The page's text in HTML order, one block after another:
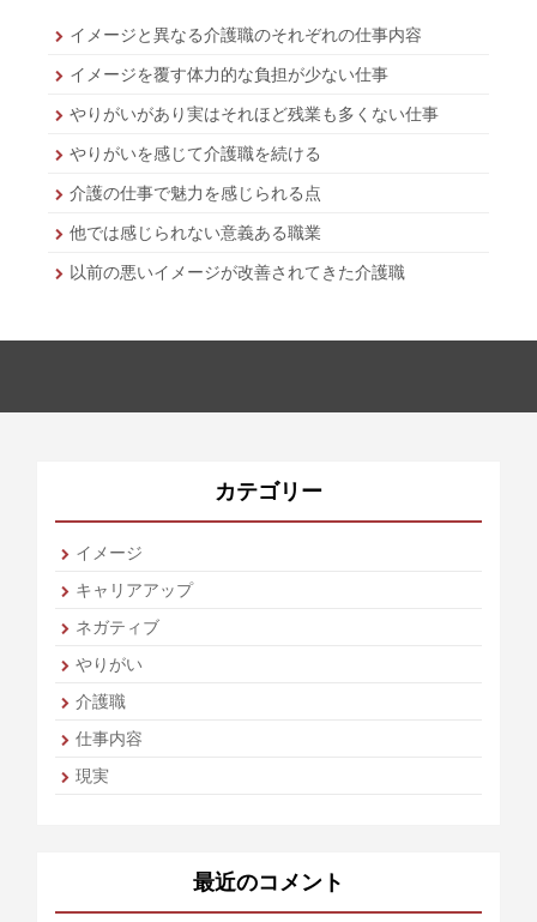
イメージと異なる介護職のそれぞれの仕事内容
イメージを覆す体力的な負担が少ない仕事
やりがいがあり実はそれほど残業も多くない仕事
やりがいを感じて介護職を続ける
介護の仕事で魅力を感じられる点
他では感じられない意義ある職業
以前の悪いイメージが改善されてきた介護職
カテゴリー
イメージ
キャリアアップ
ネガティブ
やりがい
介護職
仕事内容
現実
最近のコメント